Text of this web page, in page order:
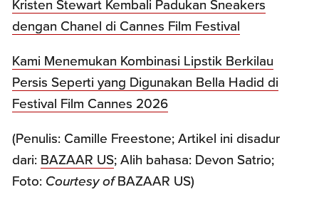
Kristen Stewart Kembali Padukan Sneakers
dengan Chanel di Cannes Film Festival
Kami Menemukan Kombinasi Lipstik Berkilau
Persis Seperti yang Digunakan Bella Hadid di
Festival Film Cannes 2026
(Penulis: Camille Freestone; Artikel ini disadur
dari: BAZAAR US; Alih bahasa: Devon Satrio;
Foto: Courtesy ofBAZAAR US)